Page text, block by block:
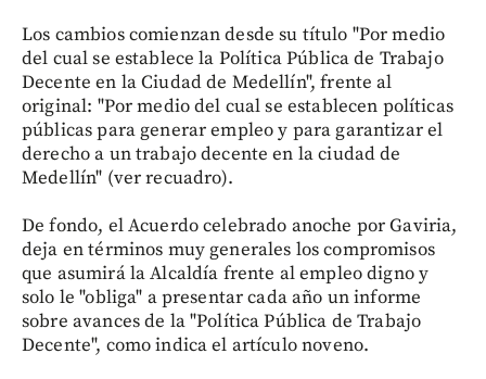
Los cambios comienzan desde su título "Por medio
del cual se establece la Política Pública de Trabajo
Decente en la Ciudad de Medellín", frente al
original: "Por medio del cual se establecen políticas
públicas para generar empleo y para garantizar el
derecho a un trabajo decente en la ciudad de
Medellín" (ver recuadro).
De fondo, el Acuerdo celebrado anoche por Gaviria,
deja en términos muy generales los compromisos
que asumirá la Alcaldía frente al empleo digno y
solo le "obliga" a presentar cada año un informe
sobre avances de la "Política Pública de Trabajo
Decente", como indica el artículo noveno.